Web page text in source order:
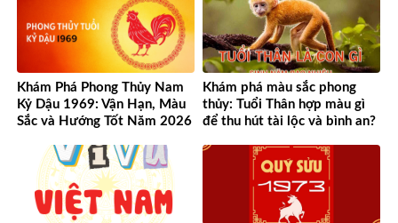
Khám Phá Phong Thủy Nam
Kỷ Dậu 1969: Vận Hạn, Màu
Sắc và Hướng Tốt Năm 2026
Khám phá màu sắc phong
thủy: Tuổi Thân hợp màu gì
để thu hút tài lộc và bình an?